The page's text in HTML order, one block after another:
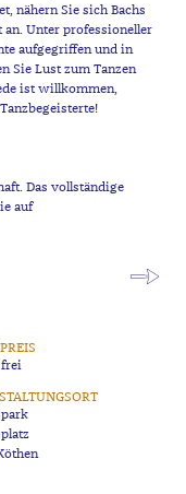
nähern Sie sich Bachs
Unter professioneller
aufgegriffen und in
Sie Lust zum Tanzen
ist willkommen,
Das vollständige
auf